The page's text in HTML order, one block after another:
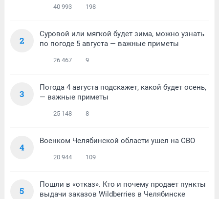
40 993 198
2
Суровой или мягкой будет зима, можно узнать
по погоде 5 августа — важные приметы
26 467 9
3
Погода 4 августа подскажет, какой будет осень,
— важные приметы
25 148 8
4
Военком Челябинской области ушел на СВО
20 944 109
5
Пошли в «отказ». Кто и почему продает пункты
выдачи заказов Wildberries в Челябинске